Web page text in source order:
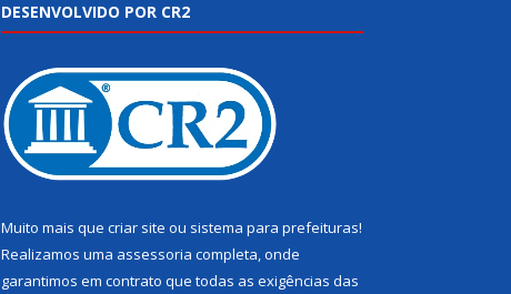
DESENVOLVIDO POR CR2
Muito mais que criar site ou sistema para prefeituras!
Realizamos uma assessoria completa, onde
garantimos em contrato que todas as exigências das